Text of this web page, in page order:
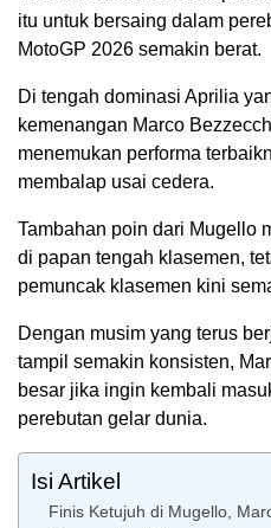
itu untuk bersaing dalam
MotoGP 2026 semakin berat.
Di tengah dominasi Aprilia
kemenangan Marco
menemukan performa
membalap usai cedera.
Tambahan poin dari Mugello
di papan tengah klasemen,
pemuncak klasemen kini
Dengan musim yang terus
tampil semakin konsisten,
besar jika ingin kembali
perebutan gelar dunia.
Isi Artikel
Finis Ketujuh di Mugello,